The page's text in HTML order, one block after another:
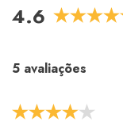
4.6
5 avaliações